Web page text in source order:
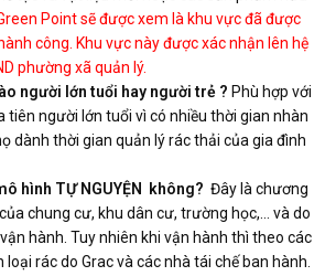
Point sẽ được xem là khu vực đã được
công. Khu vực này được xác nhận lên hệ
phường xã quản lý.
người lớn tuổi hay người trẻ ? Phù hợp với
tiên người lớn tuổi vì có nhiều thời gian nhàn
dành thời gian quản lý rác thải của gia đình
hình TỰ NGUYỆN không? Đây là chương
của chung cư, khu dân cư, trường học,… và do
vận hành. Tuy nhiên khi vận hành thì theo các
rác do Grac và các nhà tái chế ban hành.